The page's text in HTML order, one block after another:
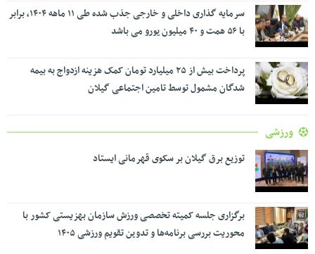
سرمایه گذاری داخلی و خارجی جذب شده طی ۱۱ ماهه ۱۴۰۴، برابر
با ۵۶ همت و ۴۰ میلیون یورو می باشد
پرداخت بیش از ۲۵ میلیارد تومان کمک هزینه ازدواج به بیمه
شدگان مشمول توسط تامین اجتماعی گیلان
ورزشی
توزیع برق گیلان بر سکوی قهرمانی ایستاد
برگزاری جلسه کمیته تخصصی ورزش سازمان بهزیستی کشور با
محوریت بررسی برنامه‌ها و تدوین تقویم ورزشی ۱۴۰۵